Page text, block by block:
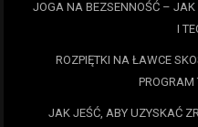
JOGA NA BEZSENNOŚĆ –
I
ROZPIĘTKI NA ŁAWCE
PROGRAM
JAK JEŚĆ, ABY UZYSKAĆ